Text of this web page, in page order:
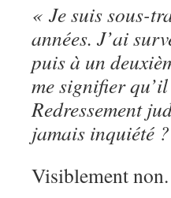
« Je suis sous-
années. J’ai
puis à un
me signifier
Redressement
jamais inquiété
Visiblement non.